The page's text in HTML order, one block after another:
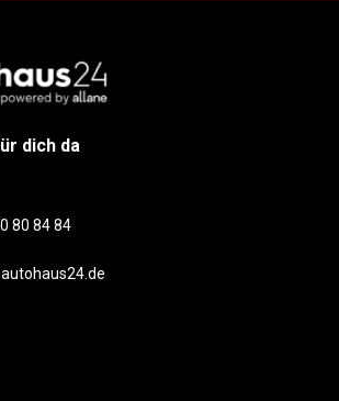
dich da
80 84 84